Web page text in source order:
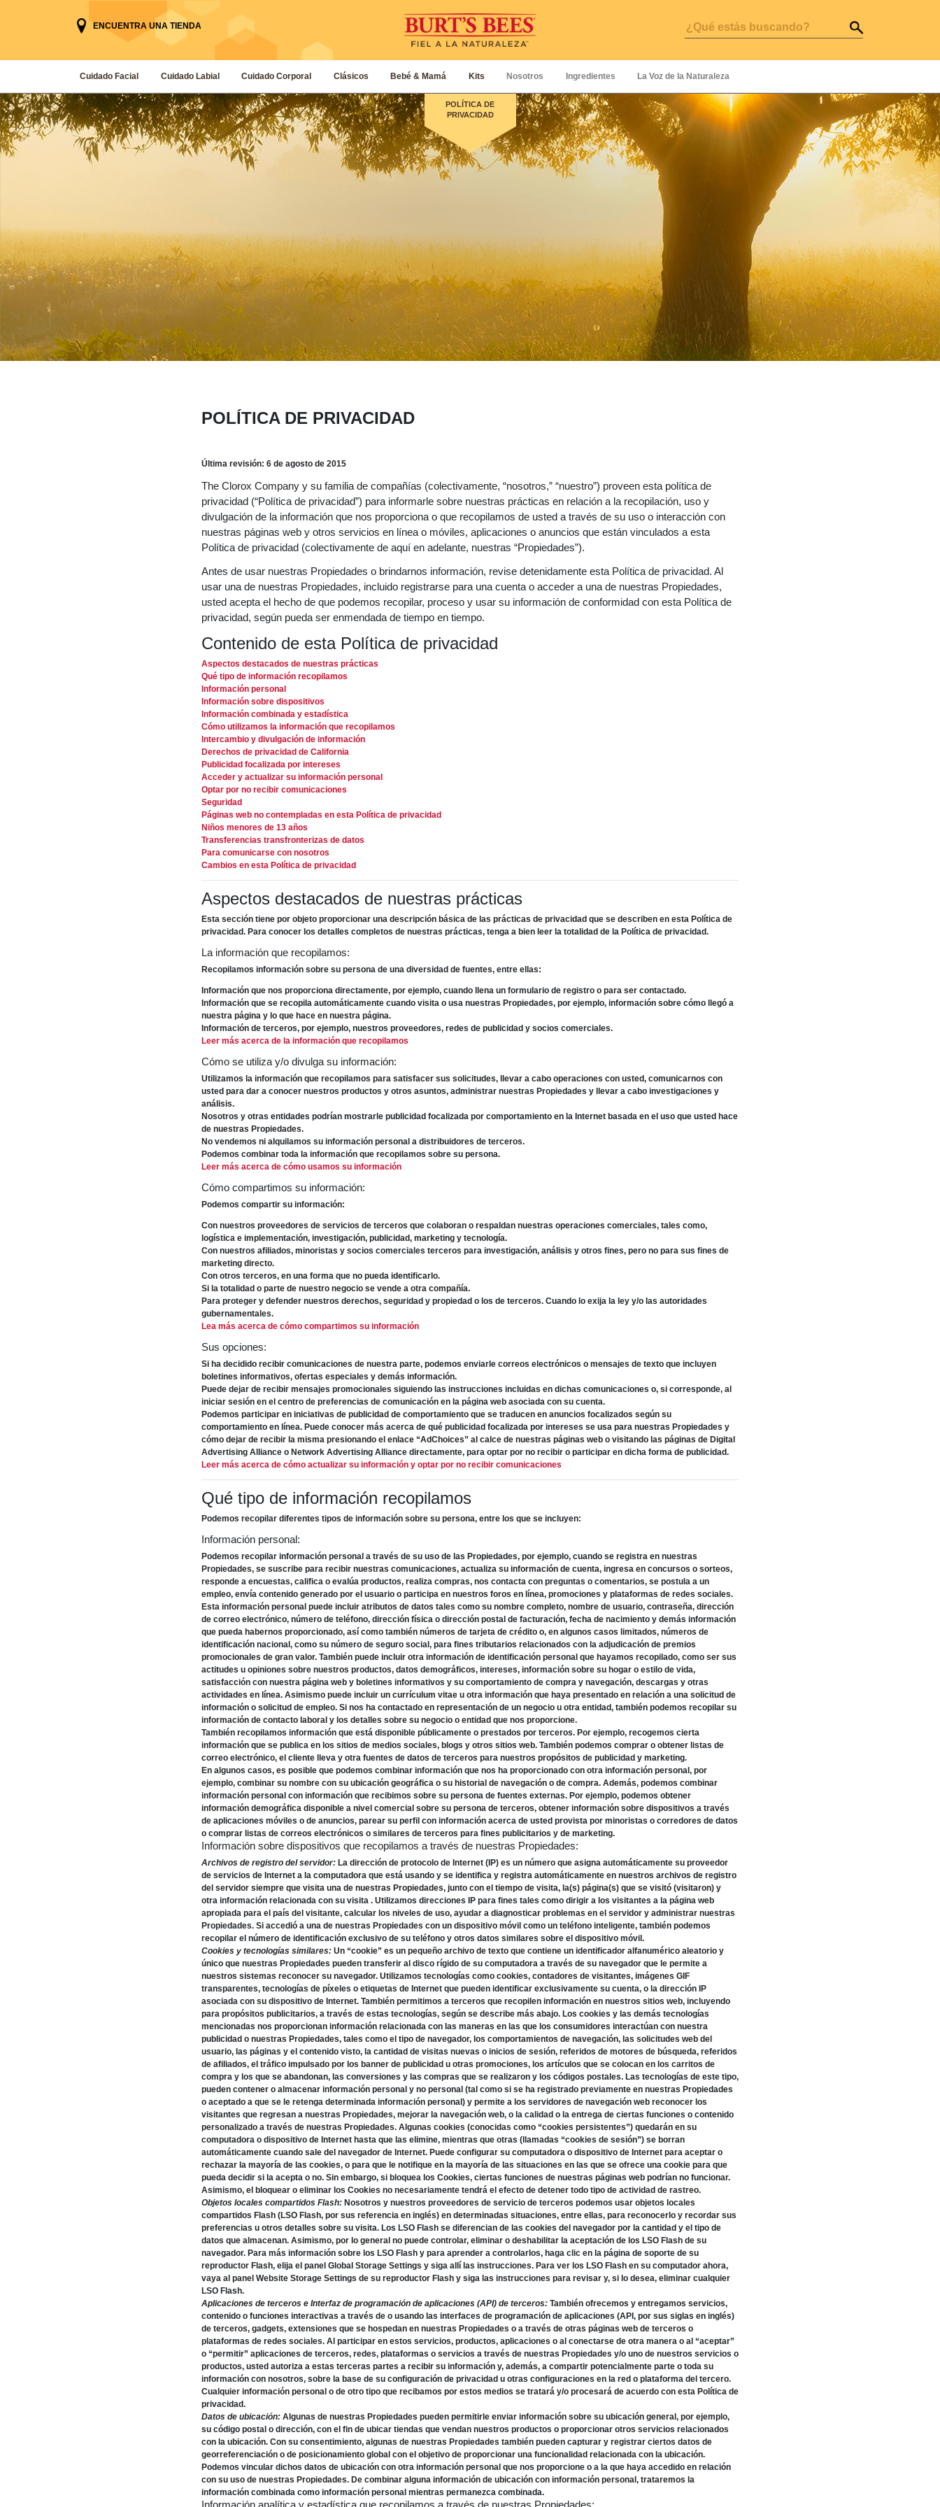
ENCUENTRA UNA TIENDA
Cuidado Facial Cuidado Labial Cuidado Corporal Clásicos Bebé & Mamá Kits Nosotros Ingredientes La Voz de la Naturaleza
POLÍTICA DE
PRIVACIDAD
POLÍTICA DE PRIVACIDAD
Última revisión: 6 de agosto de 2015
The Clorox Company y su familia de compañías (colectivamente, “nosotros,” “nuestro”) proveen esta política de
privacidad (“Política de privacidad”) para informarle sobre nuestras prácticas en relación a la recopilación, uso y
divulgación de la información que nos proporciona o que recopilamos de usted a través de su uso o interacción con
nuestras páginas web y otros servicios en línea o móviles, aplicaciones o anuncios que están vinculados a esta
Política de privacidad (colectivamente de aquí en adelante, nuestras “Propiedades”).
Antes de usar nuestras Propiedades o brindarnos información, revise detenidamente esta Política de privacidad. Al
usar una de nuestras Propiedades, incluido registrarse para una cuenta o acceder a una de nuestras Propiedades,
usted acepta el hecho de que podemos recopilar, proceso y usar su información de conformidad con esta Política de
privacidad, según pueda ser enmendada de tiempo en tiempo.
Contenido de esta Política de privacidad
Aspectos destacados de nuestras prácticas
Qué tipo de información recopilamos
Información personal
Información sobre dispositivos
Información combinada y estadística
Cómo utilizamos la información que recopilamos
Intercambio y divulgación de información
Derechos de privacidad de California
Publicidad focalizada por intereses
Acceder y actualizar su información personal
Optar por no recibir comunicaciones
Seguridad
Páginas web no contempladas en esta Política de privacidad
Niños menores de 13 años
Transferencias transfronterizas de datos
Para comunicarse con nosotros
Cambios en esta Política de privacidad
Aspectos destacados de nuestras prácticas
Esta sección tiene por objeto proporcionar una descripción básica de las prácticas de privacidad que se describen en esta Política de
privacidad. Para conocer los detalles completos de nuestras prácticas, tenga a bien leer la totalidad de la Política de privacidad.
La información que recopilamos:
Recopilamos información sobre su persona de una diversidad de fuentes, entre ellas:
Información que nos proporciona directamente, por ejemplo, cuando llena un formulario de registro o para ser contactado.
Información que se recopila automáticamente cuando visita o usa nuestras Propiedades, por ejemplo, información sobre cómo llegó a
nuestra página y lo que hace en nuestra página.
Información de terceros, por ejemplo, nuestros proveedores, redes de publicidad y socios comerciales.
Leer más acerca de la información que recopilamos
Cómo se utiliza y/o divulga su información:
Utilizamos la información que recopilamos para satisfacer sus solicitudes, llevar a cabo operaciones con usted, comunicarnos con
usted para dar a conocer nuestros productos y otros asuntos, administrar nuestras Propiedades y llevar a cabo investigaciones y
análisis.
Nosotros y otras entidades podrían mostrarle publicidad focalizada por comportamiento en la Internet basada en el uso que usted hace
de nuestras Propiedades.
No vendemos ni alquilamos su información personal a distribuidores de terceros.
Podemos combinar toda la información que recopilamos sobre su persona.
Leer más acerca de cómo usamos su información
Cómo compartimos su información:
Podemos compartir su información:
Con nuestros proveedores de servicios de terceros que colaboran o respaldan nuestras operaciones comerciales, tales como,
logística e implementación, investigación, publicidad, marketing y tecnología.
Con nuestros afiliados, minoristas y socios comerciales terceros para investigación, análisis y otros fines, pero no para sus fines de
marketing directo.
Con otros terceros, en una forma que no pueda identificarlo.
Si la totalidad o parte de nuestro negocio se vende a otra compañía.
Para proteger y defender nuestros derechos, seguridad y propiedad o los de terceros. Cuando lo exija la ley y/o las autoridades
gubernamentales.
Lea más acerca de cómo compartimos su información
Sus opciones:
Si ha decidido recibir comunicaciones de nuestra parte, podemos enviarle correos electrónicos o mensajes de texto que incluyen
boletines informativos, ofertas especiales y demás información.
Puede dejar de recibir mensajes promocionales siguiendo las instrucciones incluidas en dichas comunicaciones o, si corresponde, al
iniciar sesión en el centro de preferencias de comunicación en la página web asociada con su cuenta.
Podemos participar en iniciativas de publicidad de comportamiento que se traducen en anuncios focalizados según su
comportamiento en línea. Puede conocer más acerca de qué publicidad focalizada por intereses se usa para nuestras Propiedades y
cómo dejar de recibir la misma presionando el enlace “AdChoices” al calce de nuestras páginas web o visitando las páginas de Digital
Advertising Alliance o Network Advertising Alliance directamente, para optar por no recibir o participar en dicha forma de publicidad.
Leer más acerca de cómo actualizar su información y optar por no recibir comunicaciones
Qué tipo de información recopilamos
Podemos recopilar diferentes tipos de información sobre su persona, entre los que se incluyen:
Información personal:
Podemos recopilar información personal a través de su uso de las Propiedades, por ejemplo, cuando se registra en nuestras
Propiedades, se suscribe para recibir nuestras comunicaciones, actualiza su información de cuenta, ingresa en concursos o sorteos,
responde a encuestas, califica o evalúa productos, realiza compras, nos contacta con preguntas o comentarios, se postula a un
empleo, envía contenido generado por el usuario o participa en nuestros foros en línea, promociones y plataformas de redes sociales.
Esta información personal puede incluir atributos de datos tales como su nombre completo, nombre de usuario, contraseña, dirección
de correo electrónico, número de teléfono, dirección física o dirección postal de facturación, fecha de nacimiento y demás información
que pueda habernos proporcionado, así como también números de tarjeta de crédito o, en algunos casos limitados, números de
identificación nacional, como su número de seguro social, para fines tributarios relacionados con la adjudicación de premios
promocionales de gran valor. También puede incluir otra información de identificación personal que hayamos recopilado, como ser sus
actitudes u opiniones sobre nuestros productos, datos demográficos, intereses, información sobre su hogar o estilo de vida,
satisfacción con nuestra página web y boletines informativos y su comportamiento de compra y navegación, descargas y otras
actividades en línea. Asimismo puede incluir un currículum vitae u otra información que haya presentado en relación a una solicitud de
información o solicitud de empleo. Si nos ha contactado en representación de un negocio u otra entidad, también podemos recopilar su
información de contacto laboral y los detalles sobre su negocio o entidad que nos proporcione.
También recopilamos información que está disponible públicamente o prestados por terceros. Por ejemplo, recogemos cierta
información que se publica en los sitios de medios sociales, blogs y otros sitios web. También podemos comprar o obtener listas de
correo electrónico, el cliente lleva y otra fuentes de datos de terceros para nuestros propósitos de publicidad y marketing.
En algunos casos, es posible que podemos combinar información que nos ha proporcionado con otra información personal, por
ejemplo, combinar su nombre con su ubicación geográfica o su historial de navegación o de compra. Además, podemos combinar
información personal con información que recibimos sobre su persona de fuentes externas. Por ejemplo, podemos obtener
información demográfica disponible a nivel comercial sobre su persona de terceros, obtener información sobre dispositivos a través
de aplicaciones móviles o de anuncios, parear su perfil con información acerca de usted provista por minoristas o corredores de datos
o comprar listas de correos electrónicos o similares de terceros para fines publicitarios y de marketing.
Información sobre dispositivos que recopilamos a través de nuestras Propiedades:
Archivos de registro del servidor: La dirección de protocolo de Internet (IP) es un número que asigna automáticamente su proveedor
de servicios de Internet a la computadora que está usando y se identifica y registra automáticamente en nuestros archivos de registro
del servidor siempre que visita una de nuestras Propiedades, junto con el tiempo de visita, la(s) página(s) que se visitó (visitaron) y
otra información relacionada con su visita . Utilizamos direcciones IP para fines tales como dirigir a los visitantes a la página web
apropiada para el país del visitante, calcular los niveles de uso, ayudar a diagnosticar problemas en el servidor y administrar nuestras
Propiedades. Si accedió a una de nuestras Propiedades con un dispositivo móvil como un teléfono inteligente, también podemos
recopilar el número de identificación exclusivo de su teléfono y otros datos similares sobre el dispositivo móvil.
Cookies y tecnologías similares: Un “cookie” es un pequeño archivo de texto que contiene un identificador alfanumérico aleatorio y
único que nuestras Propiedades pueden transferir al disco rígido de su computadora a través de su navegador que le permite a
nuestros sistemas reconocer su navegador. Utilizamos tecnologías como cookies, contadores de visitantes, imágenes GIF
transparentes, tecnologías de píxeles o etiquetas de Internet que pueden identificar exclusivamente su cuenta, o la dirección IP
asociada con su dispositivo de Internet. También permitimos a terceros que recopilen información en nuestros sitios web, incluyendo
para propósitos publicitarios, a través de estas tecnologías, según se describe más abajo. Los cookies y las demás tecnologías
mencionadas nos proporcionan información relacionada con las maneras en las que los consumidores interactúan con nuestra
publicidad o nuestras Propiedades, tales como el tipo de navegador, los comportamientos de navegación, las solicitudes web del
usuario, las páginas y el contenido visto, la cantidad de visitas nuevas o inicios de sesión, referidos de motores de búsqueda, referidos
de afiliados, el tráfico impulsado por los banner de publicidad u otras promociones, los artículos que se colocan en los carritos de
compra y los que se abandonan, las conversiones y las compras que se realizaron y los códigos postales. Las tecnologías de este tipo,
pueden contener o almacenar información personal y no personal (tal como si se ha registrado previamente en nuestras Propiedades
o aceptado a que se le retenga determinada información personal) y permite a los servidores de navegación web reconocer los
visitantes que regresan a nuestras Propiedades, mejorar la navegación web, o la calidad o la entrega de ciertas funciones o contenido
personalizado a través de nuestras Propiedades. Algunas cookies (conocidas como “cookies persistentes”) quedarán en su
computadora o dispositivo de Internet hasta que las elimine, mientras que otras (llamadas “cookies de sesión”) se borran
automáticamente cuando sale del navegador de Internet. Puede configurar su computadora o dispositivo de Internet para aceptar o
rechazar la mayoría de las cookies, o para que le notifique en la mayoría de las situaciones en las que se ofrece una cookie para que
pueda decidir si la acepta o no. Sin embargo, si bloquea los Cookies, ciertas funciones de nuestras páginas web podrían no funcionar.
Asimismo, el bloquear o eliminar los Cookies no necesariamente tendrá el efecto de detener todo tipo de actividad de rastreo.
Objetos locales compartidos Flash: Nosotros y nuestros proveedores de servicio de terceros podemos usar objetos locales
compartidos Flash (LSO Flash, por sus referencia en inglés) en determinadas situaciones, entre ellas, para reconocerlo y recordar sus
preferencias u otros detalles sobre su visita. Los LSO Flash se diferencian de las cookies del navegador por la cantidad y el tipo de
datos que almacenan. Asimismo, por lo general no puede controlar, eliminar o deshabilitar la aceptación de los LSO Flash de su
navegador. Para más información sobre los LSO Flash y para aprender a controlarlos, haga clic en la página de soporte de su
reproductor Flash, elija el panel Global Storage Settings y siga allí las instrucciones. Para ver los LSO Flash en su computador ahora,
vaya al panel Website Storage Settings de su reproductor Flash y siga las instrucciones para revisar y, si lo desea, eliminar cualquier
LSO Flash.
Aplicaciones de terceros e Interfaz de programación de aplicaciones (API) de terceros: También ofrecemos y entregamos servicios,
contenido o funciones interactivas a través de o usando las interfaces de programación de aplicaciones (API, por sus siglas en inglés)
de terceros, gadgets, extensiones que se hospedan en nuestras Propiedades o a través de otras páginas web de terceros o
plataformas de redes sociales. Al participar en estos servicios, productos, aplicaciones o al conectarse de otra manera o al “aceptar”
o “permitir” aplicaciones de terceros, redes, plataformas o servicios a través de nuestras Propiedades y/o uno de nuestros servicios o
productos, usted autoriza a estas terceras partes a recibir su información y, además, a compartir potencialmente parte o toda su
información con nosotros, sobre la base de su configuración de privacidad u otras configuraciones en la red o plataforma del tercero.
Cualquier información personal o de otro tipo que recibamos por estos medios se tratará y/o procesará de acuerdo con esta Política de
privacidad.
Datos de ubicación: Algunas de nuestras Propiedades pueden permitirle enviar información sobre su ubicación general, por ejemplo,
su código postal o dirección, con el fin de ubicar tiendas que vendan nuestros productos o proporcionar otros servicios relacionados
con la ubicación. Con su consentimiento, algunas de nuestras Propiedades también pueden capturar y registrar ciertos datos de
georreferenciación o de posicionamiento global con el objetivo de proporcionar una funcionalidad relacionada con la ubicación.
Podemos vincular dichos datos de ubicación con otra información personal que nos proporcione o a la que haya accedido en relación
con su uso de nuestras Propiedades. De combinar alguna información de ubicación con información personal, trataremos la
información combinada como información personal mientras permanezca combinada.
Información analítica y estadística que recopilamos a través de nuestras Propiedades: